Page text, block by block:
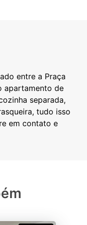
entre a Praça
apartamento de
separada,
tudo isso
em contato e